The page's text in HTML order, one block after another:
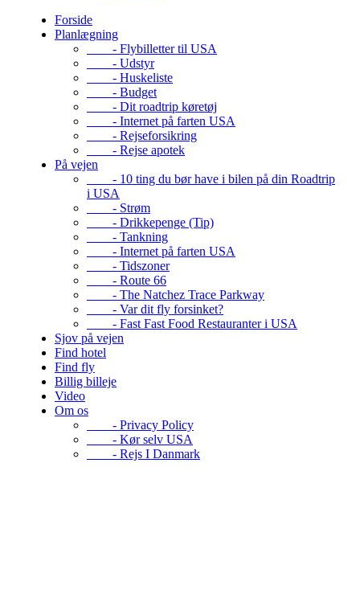
Forside
Planlægning
- Flybilletter til USA
- Udstyr
- Huskeliste
- Budget
- Dit roadtrip køretøj
- Internet på farten USA
- Rejseforsikring
- Rejse apotek
På vejen
- 10 ting du bør have i bilen på din Roadtrip
i USA
- Strøm
- Drikkepenge (Tip)
- Tankning
- Internet på farten USA
- Tidszoner
- Route 66
- The Natchez Trace Parkway
- Var dit fly forsinket?
- Fast Fast Food Restauranter i USA
Sjov på vejen
Find hotel
Find fly
Billig billeje
Video
Om os
- Privacy Policy
- Kør selv USA
- Rejs I Danmark